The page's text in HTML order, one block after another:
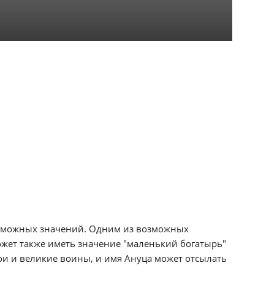
значений. Одним из возможных
также иметь значение "маленький богатырь"
и великие воины, и имя Ануца может отсылать